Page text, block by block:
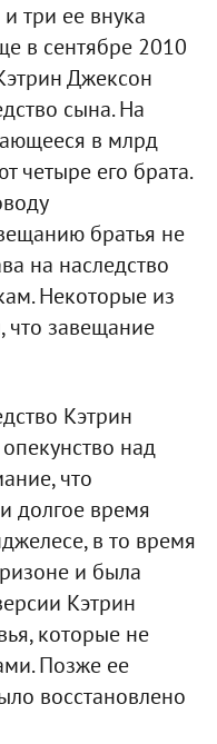
три ее внука
в сентябре 2010
Джексон
сына. На
в млрд
четыре его брата.
братья не
на наследство
Некоторые из
что завещание
Кэтрин
над
что
долгое время
в то время
и была
Кэтрин
которые не
Позже ее
восстановлено